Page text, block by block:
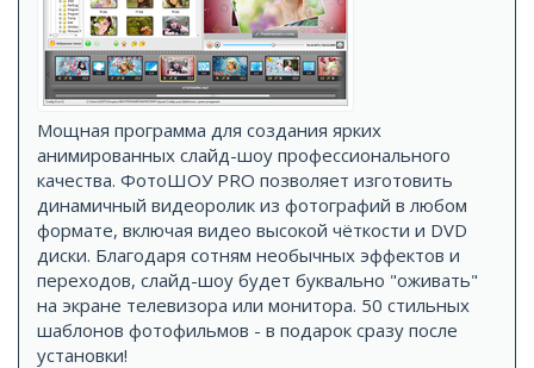
Мощная программа для создания ярких
анимированных слайд-шоу профессионального
качества. ФотоШОУ PRO позволяет изготовить
динамичный видеоролик из фотографий в любом
формате, включая видео высокой чёткости и DVD
диски. Благодаря сотням необычных эффектов и
переходов, слайд-шоу будет буквально "оживать"
на экране телевизора или монитора. 50 стильных
шаблонов фотофильмов - в подарок сразу после
установки!